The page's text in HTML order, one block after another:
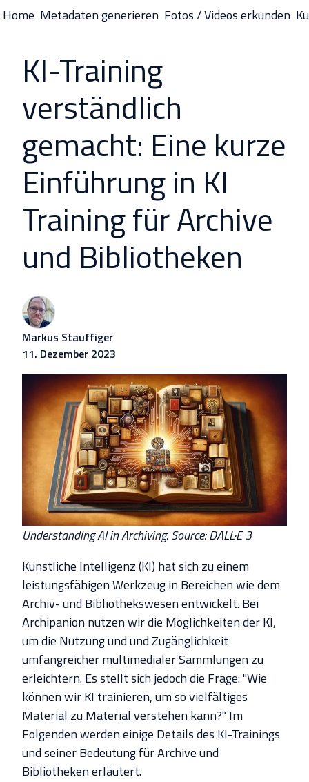
SHome Metadaten generieren Fotos / Videos erkunden
KI-Training
verständlich
gemacht: Eine kurze
Einführung in KI
Training für Archive
und Bibliotheken
Markus Stauffiger
11. Dezember 2023
Understanding AI in Archiving. Source: DALL·E 3
Künstliche Intelligenz (KI) hat sich zu einem
leistungsfähigen Werkzeug in Bereichen wie dem
Archiv- und Bibliothekswesen entwickelt. Bei
Archipanion nutzen wir die Möglichkeiten der KI,
um die Nutzung und und Zugänglichkeit
umfangreicher multimedialer Sammlungen zu
erleichtern. Es stellt sich jedoch die Frage: "Wie
können wir KI trainieren, um so vielfältiges
Material zu Material verstehen kann?" Im
Folgenden werden einige Details des KI-Trainings
und seiner Bedeutung für Archive und
Bibliotheken erläutert.